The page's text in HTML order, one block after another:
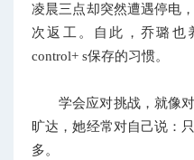
凌晨三点却突然遭遇停电
次返工。自此，乔璐也
control+ s保存的习惯。
学会应对挑战，就像
旷达，她经常对自己说：
多。